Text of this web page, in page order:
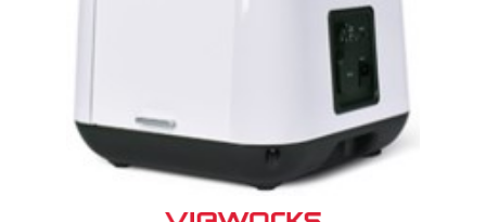
（シーア）
Stratec
（ストラテック）